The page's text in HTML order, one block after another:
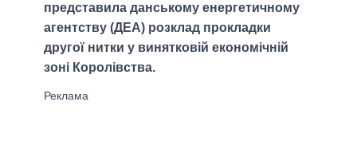
представила данському енергетичному
агентству (ДЕА) розклад прокладки
другої нитки у винятковій економічній
зоні Королівства.